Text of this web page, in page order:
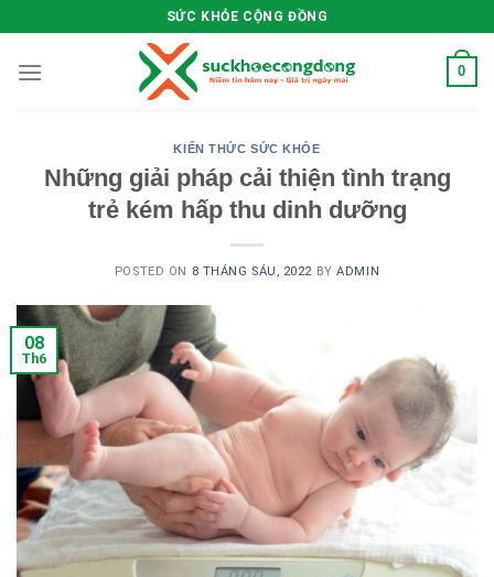
to
content
SỨC KHỎE CỘNG ĐỒNG
0
KIẾN THỨC SỨC KHỎE
Những giải pháp cải thiện tình trạng
trẻ kém hấp thu dinh dưỡng
POSTED ON 8 THÁNG SÁU, 2022 BYADMIN
08
Th6